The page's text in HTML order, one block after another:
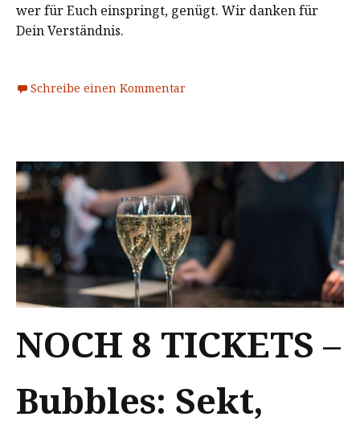
wer für Euch einspringt, genügt. Wir danken für
Dein Verständnis.
Schreibe einen Kommentar
NOCH 8 TICKETS –
Bubbles: Sekt,